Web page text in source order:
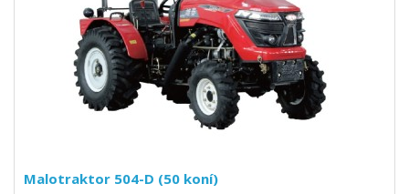
Malotraktor 504-D (50 koní)